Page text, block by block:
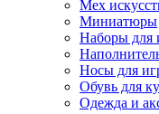
Мех
Миниатюры
Наборы для
Носы для
Обувь для
Одежда и